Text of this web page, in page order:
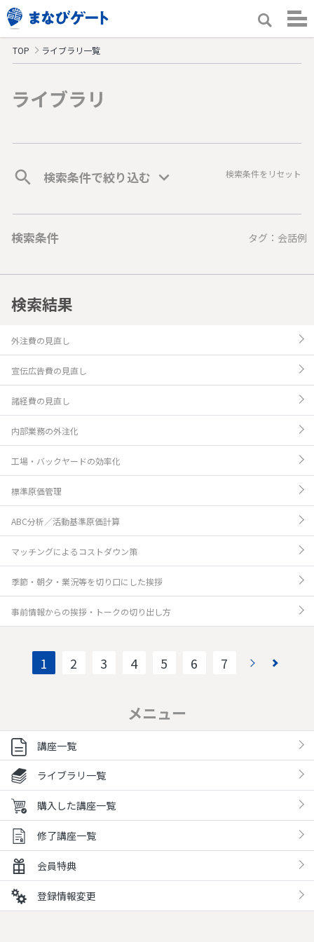
TOP ライブラリ一覧
ライブラリ
検索条件で絞り込む 検索条件をリセット
検索条件 タグ：会話例
検索結果
外注費の見直し
宣伝広告費の見直し
諸経費の見直し
内部業務の外注化
工場・バックヤードの効率化
標準原価管理
ABC分析／活動基準原価計算
マッチングによるコストダウン策
季節・朝夕・業況等を切り口にした挨拶
事前情報からの挨拶・トークの切り出し方
1 2 3 4 5 6 7
メニュー
講座一覧
ライブラリ一覧
購入した講座一覧
修了講座一覧
会員特典
登録情報変更